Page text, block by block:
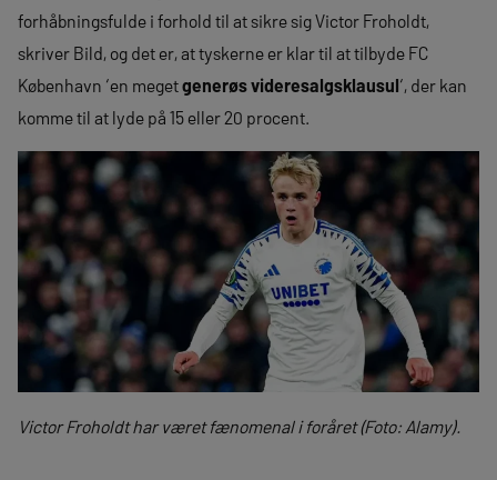
forhåbningsfulde i forhold til at sikre sig Victor Froholdt,
skriver Bild, og det er, at tyskerne er klar til at tilbyde FC
København ‘en megetgenerøs videresalgsklausul‘, der kan
komme til at lyde på 15 eller 20 procent.
Victor Froholdt har været fænomenal i foråret (Foto: Alamy).